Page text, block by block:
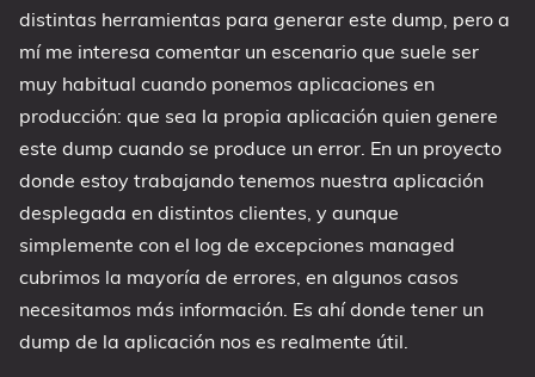
distintas herramientas para generar este dump, pero a
mí me interesa comentar un escenario que suele ser
muy habitual cuando ponemos aplicaciones en
producción: que sea la propia aplicación quien genere
este dump cuando se produce un error. En un proyecto
donde estoy trabajando tenemos nuestra aplicación
desplegada en distintos clientes, y aunque
simplemente con el log de excepciones managed
cubrimos la mayoría de errores, en algunos casos
necesitamos más información. Es ahí donde tener un
dump de la aplicación nos es realmente útil.